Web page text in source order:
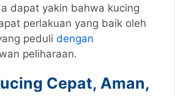
dapat yakin bahwa kucing
perlakuan yang baik oleh
peduli dengan
peliharaan.
Cepat, Aman,